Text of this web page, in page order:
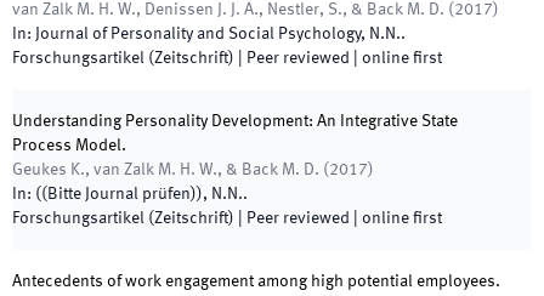
van Zalk M. H. W., Denissen J. J. A., Nestler, S., & Back M. D. ( 2017)
In: Journal of Personality and Social Psychology, N.N..
Forschungsartikel (Zeitschrift) | Peer reviewed online first
Understanding Personality Development: An Integrative State
Process Model.
Geukes K., van Zalk M. H. W., & Back M. D. ( 2017)
In: ((Bitte Journal prüfen)), N.N..
Forschungsartikel (Zeitschrift) | Peer reviewed online first
Antecedents of work engagement among high potential employees.